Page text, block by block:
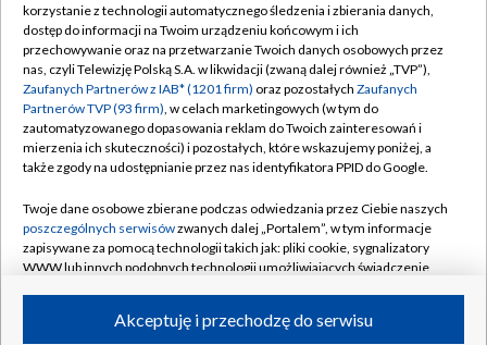
TVP
Abonament TVP
Emisja w TVP
Centrum informacji TVP
Naziemna Telewizja Cyfrowa
Rada Programowa
System NOS
Informacje o nadawcy
Program dla prasy
Regulamin TVP
Polityka prywatności
Moje zgody
Pomoc
Kontakt
Kanały
korzystanie z technologii automatycznego śledzenia i zbierania danych,
dostęp do informacji na Twoim urządzeniu końcowym i ich
przechowywanie oraz na przetwarzanie Twoich danych osobowych przez
nas, czyli Telewizję Polską S.A. w likwidacji (zwaną dalej również „TVP”),
Zaufanych Partnerów z IAB* (1201 firm) oraz pozostałych Zaufanych
Partnerów TVP (93 firm), w celach marketingowych (w tym do
zautomatyzowanego dopasowania reklam do Twoich zainteresowań i
mierzenia ich skuteczności) i pozostałych, które wskazujemy poniżej, a
także zgody na udostępnianie przez nas identyfikatora PPID do Google.
Twoje dane osobowe zbierane podczas odwiedzania przez Ciebie naszych
poszczególnych serwisówzwanych dalej „Portalem”, w tym informacje
zapisywane za pomocą technologii takich jak: pliki cookie, sygnalizatory
WWW lub innych podobnych technologii umożliwiających świadczenie
ruchu w Internecie.Akceptuję i przechodzę do serwisu